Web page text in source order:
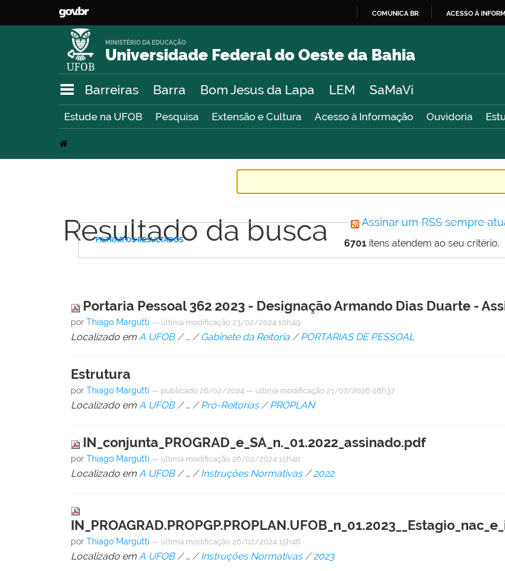
O
COMUNICA BR ACESSO À
Universidade Federal do Oeste da Bahia
MINISTÉRIO DA EDUCAÇÃO
Barreiras Barra Bom Jesus da Lapa LEM SaMaVi
Estude na UFOB Pesquisa Extensão e Cultura Acesso à Informação Ouvidoria
Resultado da busca Assinar um RSS sempre
6701itens atendem ao seu critério.
FILTRAR OS RESULTADOS
Portaria Pessoal 362 2023 - Designação Armando Dias Duarte -
porThiago Margutti — última modificação 23/02/2024 10h49
Localizado em A UFOB /…/ Gabinete da Reitoria /PORTARIAS DE PESSOAL
Estrutura
porThiago Margutti — publicado 26/02/2024 — última modificação 21/07/2026 08h37
Localizado em A UFOB /…/Pró-Reitorias /PROPLAN
IN_conjunta_PROGRAD_e_SA_n._01.2022_assinado.pdf
porThiago Margutti — última modificação 26/02/2024 15h40
Localizado em A UFOB /…/Instruções Normativas /2022
porThiago Margutti — última modificação 26/02/2024 15h46
Localizado em A UFOB /…/Instruções Normativas /2023